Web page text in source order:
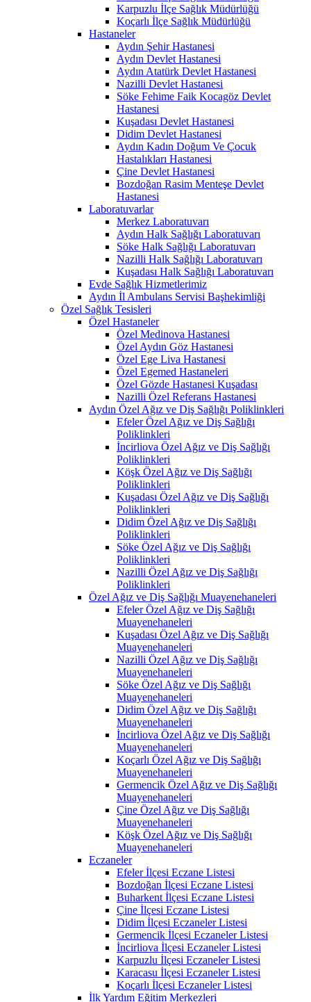
Karpuzlu İlçe Sağlık Müdürlüğü
Koçarlı İlçe Sağlık Müdürlüğü
Hastaneler
Aydın Şehir Hastanesi
Aydın Devlet Hastanesi
Aydın Atatürk Devlet Hastanesi
Nazilli Devlet Hastanesi
Söke Fehime Faik Kocagöz Devlet
Hastanesi
Kuşadası Devlet Hastanesi
Didim Devlet Hastanesi
Aydın Kadın Doğum Ve Çocuk
Hastalıkları Hastanesi
Çine Devlet Hastanesi
Bozdoğan Rasim Menteşe Devlet
Hastanesi
Laboratuvarlar
Merkez Laboratuvarı
Aydın Halk Sağlığı Laboratuvarı
Söke Halk Sağlığı Laboratuvarı
Nazilli Halk Sağlığı Laboratuvarı
Kuşadası Halk Sağlığı Laboratuvarı
Evde Sağlık Hizmetlerimiz
Aydın İl Ambulans Servisi Başhekimliği
Özel Sağlık Tesisleri
Özel Hastaneler
Özel Medinova Hastanesi
Özel Aydın Göz Hastanesi
Özel Ege Liva Hastanesi
Özel Egemed Hastaneleri
Özel Gözde Hastanesi Kuşadası
Nazilli Özel Referans Hastanesi
Aydın Özel Ağız ve Diş Sağlığı Poliklinkleri
Efeler Özel Ağız ve Diş Sağlığı
Poliklinkleri
İncirliova Özel Ağız ve Diş Sağlığı
Poliklinkleri
Köşk Özel Ağız ve Diş Sağlığı
Poliklinkleri
Kuşadası Özel Ağız ve Diş Sağlığı
Poliklinkleri
Didim Özel Ağız ve Diş Sağlığı
Poliklinkleri
Söke Özel Ağız ve Diş Sağlığı
Poliklinkleri
Nazilli Özel Ağız ve Diş Sağlığı
Poliklinkleri
Özel Ağız ve Diş Sağlığı Muayenehaneleri
Efeler Özel Ağız ve Diş Sağlığı
Muayenehaneleri
Kuşadası Özel Ağız ve Diş Sağlığı
Muayenehaneleri
Nazilli Özel Ağız ve Diş Sağlığı
Muayenehaneleri
Söke Özel Ağız ve Diş Sağlığı
Muayenehaneleri
Didim Özel Ağız ve Diş Sağlığı
Muayenehaneleri
İncirliova Özel Ağız ve Diş Sağlığı
Muayenehaneleri
Koçarlı Özel Ağız ve Diş Sağlığı
Muayenehaneleri
Germencik Özel Ağız ve Diş Sağlığı
Muayenehaneleri
Çine Özel Ağız ve Diş Sağlığı
Muayenehaneleri
Köşk Özel Ağız ve Diş Sağlığı
Muayenehaneleri
Eczaneler
Efeler İlçesi Eczane Listesi
Bozdoğan İlçesi Eczane Listesi
Buharkent İlçesi Eczane Listesi
Çine İlçesi Eczane Listesi
Didim İlçesi Eczaneler Listesi
Germencik İlçesi Eczaneler Listesi
İncirliova İlçesi Eczaneler Listesi
Karpuzlu İlçesi Eczaneler Listesi
Karacasu İlçesi Eczaneler Listesi
Koçarlı İlçesi Eczaneler Listesi
İlk Yardım Eğitim Merkezleri